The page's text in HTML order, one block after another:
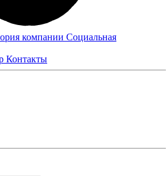
компании Социальная
Контакты
прошло торжественное
региональному Дню работника